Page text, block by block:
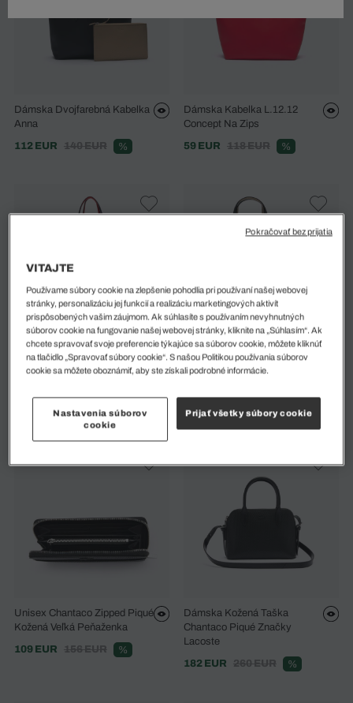
Dámska Dvojfarebná Kabelka
Anna
112 EUR
140 EUR %
Dámska Kabelka L.12.12
Concept Na Zips
59 EUR
118 EUR %
Dámska Dvojfarebná Kabelka
Anna
Dámska Plátenná Kabelka
Anna S Obojstrannou
Unisex Chantaco Zipped Piqué
Kožená Veľká Peňaženka
109 EUR
156 EUR %
Dámska Kožená Taška
Chantaco Piqué Značky
Lacoste
182 EUR
260 EUR %
VITAJTE
Používame súbory cookie na zlepšenie pohodlia pri používaní našej webovej
stránky, personalizáciu jej funkcií a realizáciu marketingových aktivít
prispôsobených vašim záujmom. Ak súhlasíte s používaním nevyhnutných
súborov cookie na fungovanie našej webovej stránky, kliknite na „Súhlasím“. Ak
chcete spravovať svoje preferencie týkajúce sa súborov cookie, môžete kliknúť
na tlačidlo „Spravovať súbory cookie“. S našou Politikou používania súborov
cookie sa môžete oboznámiť, aby ste získali podrobné informácie.
Nastavenia súborov
cookie
Prijať všetky súbory cookie
Pokračovať bez prijatia